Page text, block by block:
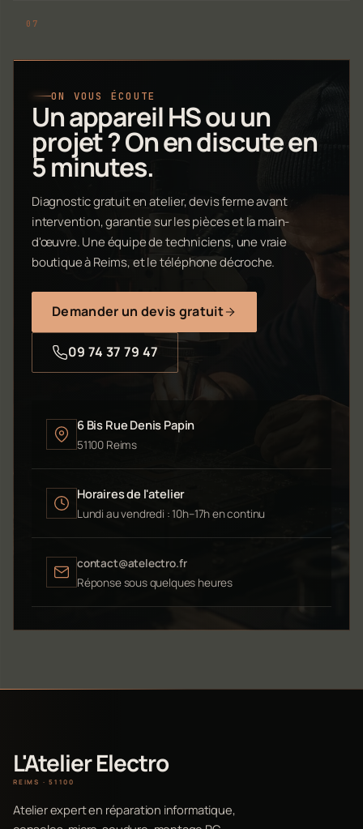
ON VOUS ÉCOUTE
Un appareil HS ou un
projet ? On en discute en
5 minutes.
Diagnostic gratuit en atelier, devis ferme avant
intervention, garantie sur les pièces et la main-
d'œuvre. Une équipe de techniciens, une vraie
boutique à Reims, et le téléphone décroche.
Demander un devis gratuit
09 74 37 79 47
6 Bis Rue Denis Papin
51100 Reims
Horaires de l'atelier
Lundi au vendredi : 10h–17h en continu
contact@atelectro.fr
Réponse sous quelques heures
L'Atelier Electro
REIMS · 51100
Atelier expert en réparation informatique,